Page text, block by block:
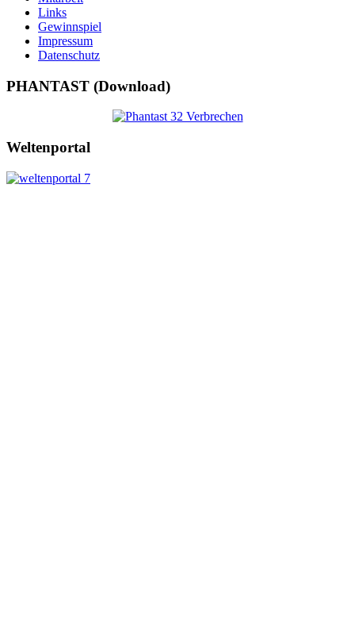
Links
Gewinnspiel
Impressum
Datenschutz
PHANTAST (Download)
Weltenportal